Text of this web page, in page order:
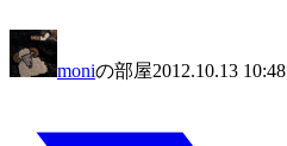
moniの部屋2012.10.13 10:48